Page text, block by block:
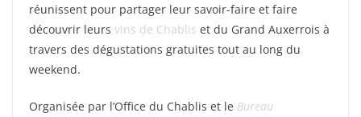
réunissent pour partager leur savoir-faire et faire
découvrir leurs vins de Chablis et du Grand Auxerrois à
travers des dégustations gratuites tout au long du
weekend.
Organisée par l’Office du Chablis et le Bureau